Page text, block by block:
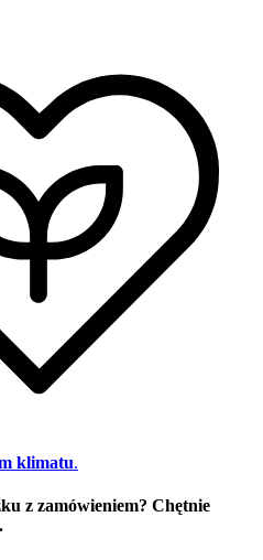
klimatu.
z zamówieniem? Chętnie